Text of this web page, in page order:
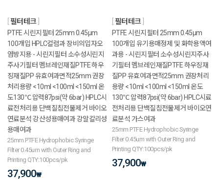
필터테크
PTFE 시린지필터 25mm 0.45μm
100개입 HPLC컬럼과 장비의입자오
염방지용 - 시린지필터 소수성시린지
주사기필터 멤브레인재질PTFE 하우
징재질PP 유효여과면적25mm 권장
처리용량 <10ml <100ml <150ml 온
도130℃ 압력87psi(약 6bar) HPLC시
료전처리용 단백질침전물제거 바이오
연료분석 강산성용매여과 강알칼리성
용매여과
25mm PTFE Hydrophobic Syringe
Filter 0.45um with Outer Ring and
Printing QTY:100pcs/pk
37,900₩
필터테크
PTFE 시린지필터 25mm 0.45μm
100개입 유기용매정제 및 화학용액여
과용 - 시린지필터 소수성시린지주사
기필터 멤브레인재질PTFE 하우징재
질PP 유효여과면적25mm 권장처리
용량 <10ml <100ml <150ml 온도
130℃ 압력87psi(약 6bar) HPLC시료
전처리용 단백질침전물제거 바이오연
료분석 가스여과
25mm PTFE Hydrophobic Syringe
Filter 0.45um with Outer Ring and
Printing QTY:100pcs/pk
37,900₩